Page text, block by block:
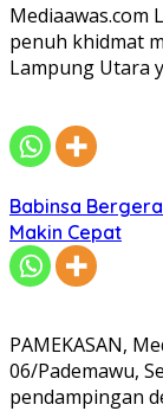
Mediaawas.com
penuh khidmat
Lampung Utara
Babinsa
Makin Cepat
PAMEKASAN,
06/Pademawu,
pendampingan